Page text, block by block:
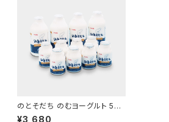
のとそだち のむヨーグルト 500
ml 4本 150ml 8本
¥3,680